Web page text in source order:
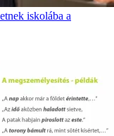
iskolába a